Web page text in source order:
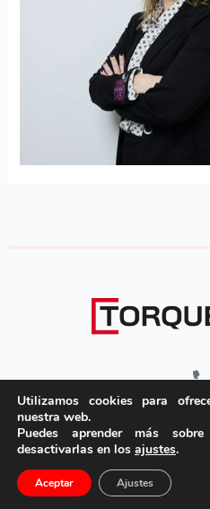
945
Portal de
01008
Ver mapa –
Horario: L-V
Utilizamos cookies para
nuestra web.
Puedes aprender más
desactivarlas en los ajustes.
Aceptar Ajustes